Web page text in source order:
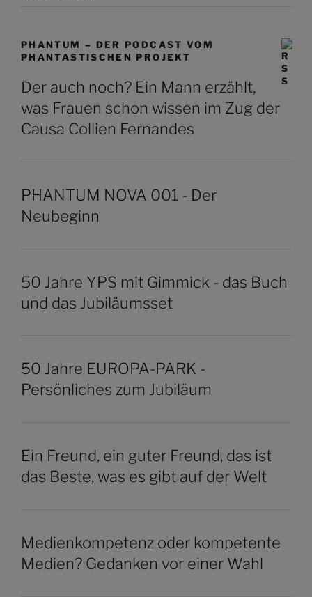
PHANTUM – DER PODCAST VOM
PHANTASTISCHEN PROJEKT
Der auch noch? Ein Mann erzählt,
was Frauen schon wissen im Zug der
Causa Collien Fernandes
PHANTUM NOVA 001 - Der
Neubeginn
50 Jahre YPS mit Gimmick - das Buch
und das Jubiläumsset
50 Jahre EUROPA-PARK -
Persönliches zum Jubiläum
Ein Freund, ein guter Freund, das ist
das Beste, was es gibt auf der Welt
Medienkompetenz oder kompetente
Medien? Gedanken vor einer Wahl